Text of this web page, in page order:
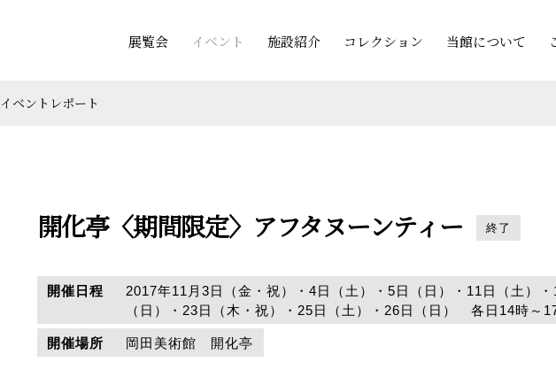
展覧会 イベント 施設紹介 コレクション 当館について
イベントレポート
開化亭〈期間限定〉アフタヌーンティー 終了
開催日程
2017年11月3日（金・祝）・4日（土）・5日（日）・11日（土）
（日）・23日（木・祝）・25日（土）・26日（日） 各日14時～
開催場所 岡田美術館 開化亭